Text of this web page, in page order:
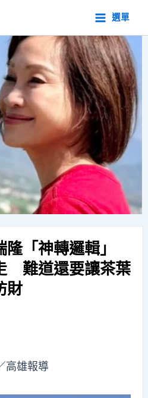
選單
隆「神轉邏輯」
難道還要讓茶葉
財
高雄報導